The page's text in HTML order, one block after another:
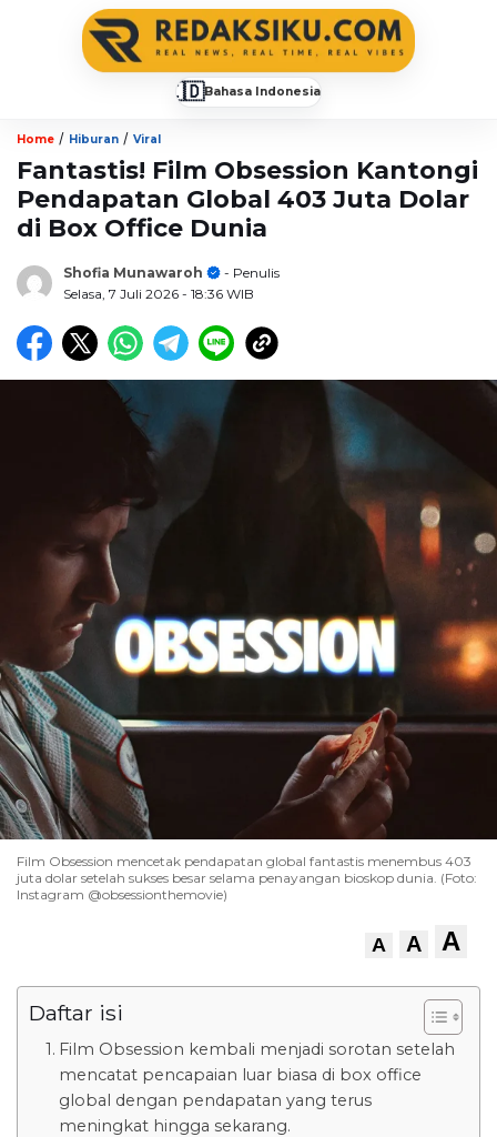
🇮🇩Bahasa Indonesia
Home / Hiburan / Viral
Fantastis! Film Obsession Kantongi
Pendapatan Global 403 Juta Dolar
di Box Office Dunia
Shofia Munawaroh
- Penulis
Selasa, 7 Juli 2026 - 18:36 WIB
Film Obsession mencetak pendapatan global fantastis menembus 403
juta dolar setelah sukses besar selama penayangan bioskop dunia. (Foto:
Instagram @obsessionthemovie)
A A A
Daftar isi
Film Obsession kembali menjadi sorotan setelah
mencatat pencapaian luar biasa di box office
global dengan pendapatan yang terus
meningkat hingga sekarang.